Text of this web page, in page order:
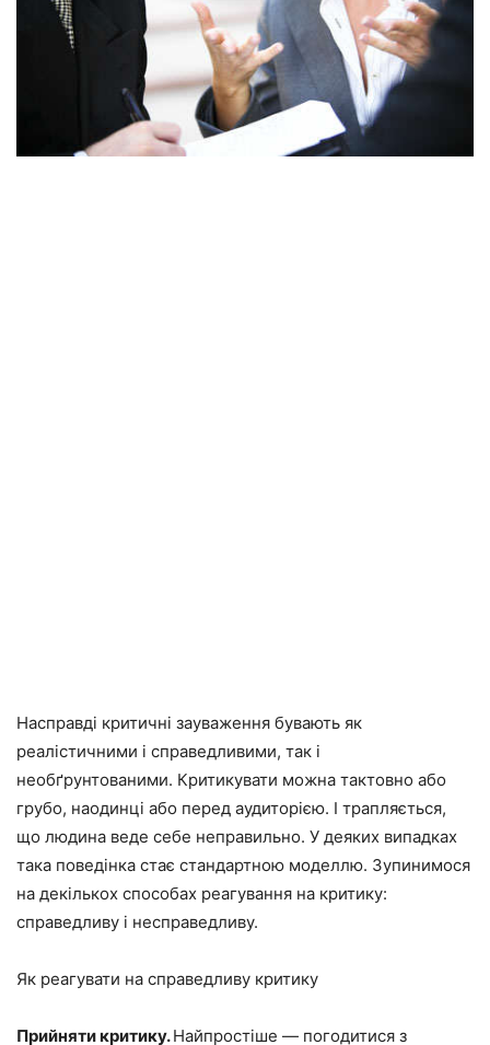
Насправді критичні зауваження бувають як
реалістичними і справедливими, так і
необґрунтованими. Критикувати можна тактовно або
грубо, наодинці або перед аудиторією. І трапляється,
що людина веде себе неправильно. У деяких випадках
така поведінка стає стандартною моделлю. Зупинимося
на декількох способах реагування на критику:
справедливу і несправедливу.
Як реагувати на справедливу критику
Прийняти критику.Найпростіше — погодитися з